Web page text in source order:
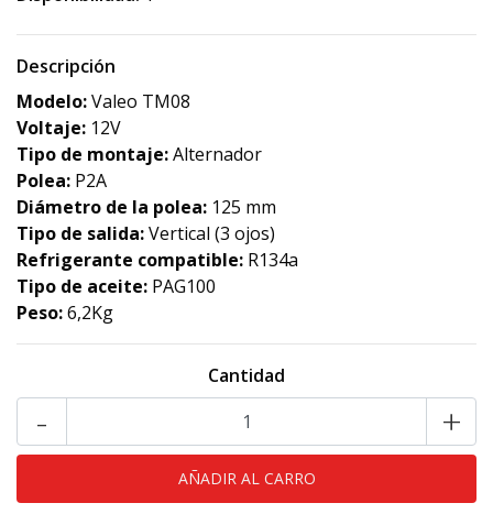
Descripción
Modelo:Valeo TM08
Voltaje: 12V
Tipo de montaje:Alternador
Polea: P2A
Diámetro de la polea: 125 mm
Tipo de salida:Vertical (3 ojos)
Refrigerante compatible: R134a
Tipo de aceite: PAG100
Peso:6,2Kg
Cantidad
- +